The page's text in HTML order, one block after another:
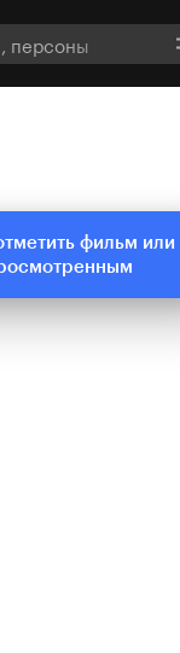
фильм или